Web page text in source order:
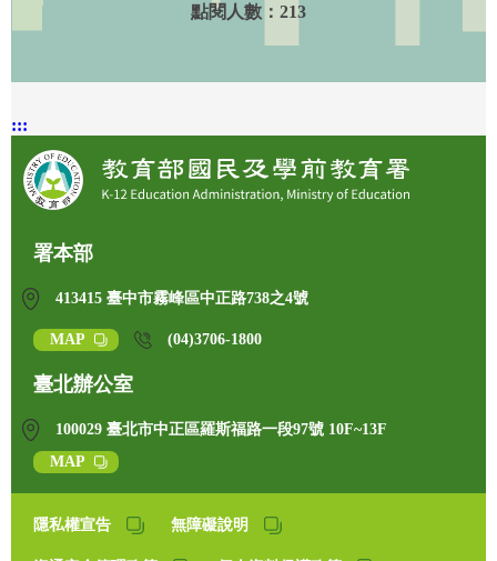
點閱人數： 213
:::
署本部
413415 臺中市霧峰區中正路738之4號
MAP (04)3706-1800
臺北辦公室
100029 臺北市中正區羅斯福路一段97號 10F~13F
MAP
隱私權宣告 無障礙說明